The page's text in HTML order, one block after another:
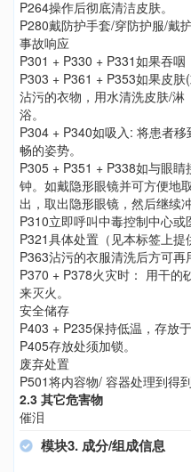
P264操作后彻底清洁皮肤。
P280戴防护手套/穿防护服/戴
事故响应
P301 + P330 + P331如果吞咽
P303 + P361 + P353如果皮
沾污的衣物，用水清洗皮肤/淋
浴。
P304 + P340如吸入: 将患者
畅的姿势。
P305 + P351 + P338如与眼
钟。如戴隐形眼镜并可方便地取
出，取出隐形眼镜，然后继续
P310立即呼叫中毒控制中心或
P321具体处置（见本标签上提
P363沾污的衣服清洗后方可再
P370 + P378火灾时： 用干的
来灭火。
安全储存
P403 + P235保持低温，存放于
P405存放处须加锁。
废弃处置
P501将内容物/ 容器处理到得
2.3 其它危害物
催泪
模块3. 成分/组成信息